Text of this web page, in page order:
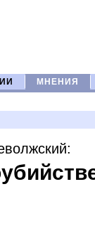
МНЕНИЯ
: